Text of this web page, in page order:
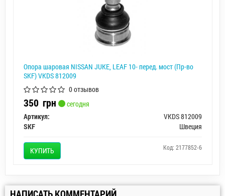
Опора шаровая NISSAN JUKE, LEAF 10- перед. мост (Пр-во
SKF) VKDS 812009
0 отзывов
350 грн
сегодня
Артикул:
VKDS 812009
SKF
Швеция
КУПИТЬ Код: 2177852-6